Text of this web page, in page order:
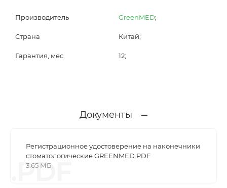
Производитель GreenMED;
Страна Китай;
Гарантия, мес. 12;
Документы
Регистрационное удостоверение на наконечники
стоматологические GREENMED.PDF
3.65 МБ
.PDF